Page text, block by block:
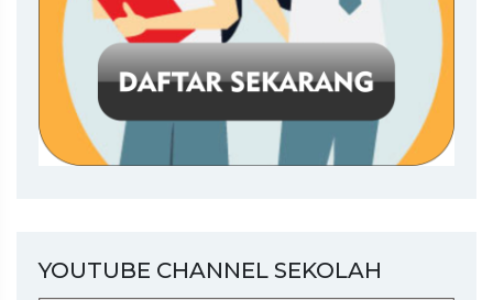
YOUTUBE CHANNEL SEKOLAH